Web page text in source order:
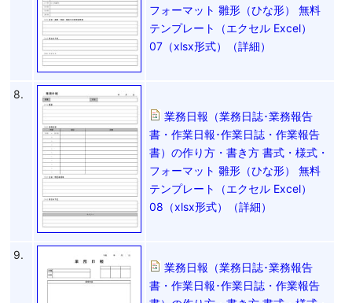
フォーマット 雛形（ひな形） 無料
テンプレート（エクセル Excel）
07（xlsx形式）（詳細）
8.
業務日報（業務日誌･業務報告
書・作業日報･作業日誌・作業報告
書）の作り方・書き方 書式・様式・
フォーマット 雛形（ひな形） 無料
テンプレート（エクセル Excel）
08（xlsx形式）（詳細）
9.
業務日報（業務日誌･業務報告
書・作業日報･作業日誌・作業報告